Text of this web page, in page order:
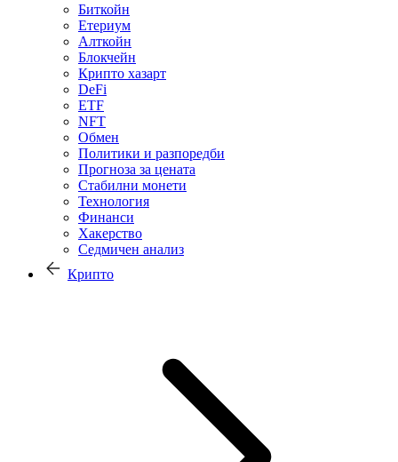
Биткойн
Етериум
Алткойн
Блокчейн
Крипто хазарт
DeFi
ETF
NFT
Обмен
Политики и разпоредби
Прогноза за цената
Стабилни монети
Технология
Финанси
Хакерство
Седмичен анализ
Крипто